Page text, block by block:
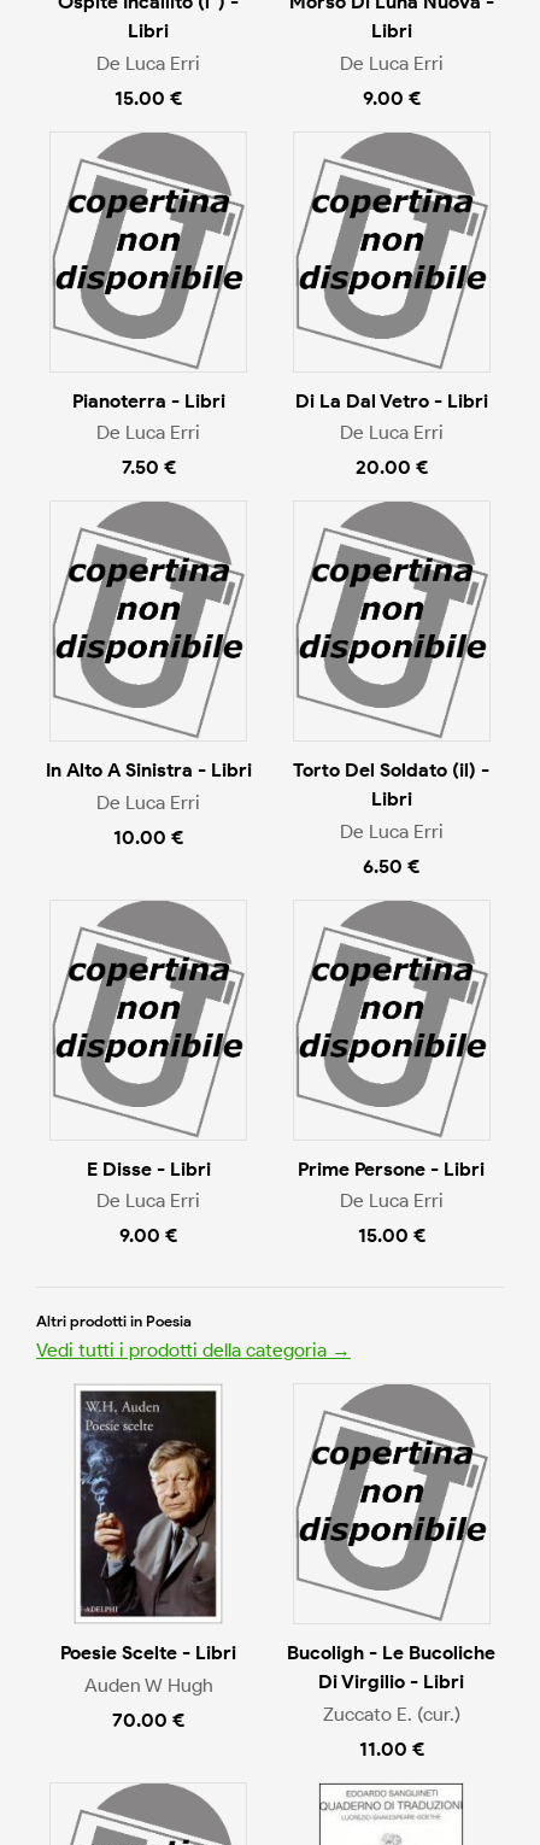
Libri
De Luca Erri
15.00 €
Libri
De Luca Erri
9.00 €
Pianoterra - Libri
De Luca Erri
7.50 €
Di La Dal Vetro - Libri
De Luca Erri
20.00 €
In Alto A Sinistra - Libri
De Luca Erri
10.00 €
Torto Del Soldato (il) -
Libri
De Luca Erri
6.50 €
E Disse - Libri
De Luca Erri
9.00 €
Prime Persone - Libri
De Luca Erri
15.00 €
Altri prodotti in Poesia
Vedi tutti i prodotti della categoria →
Poesie Scelte - Libri
Auden W Hugh
70.00 €
Bucoligh - Le Bucoliche
Di Virgilio - Libri
Zuccato E. (cur.)
11.00 €